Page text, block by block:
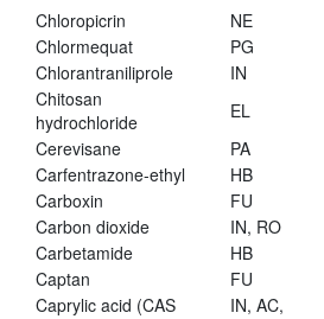
Chloropicrin
NE
Chlormequat
PG
Chlorantraniliprole
IN
Chitosan
hydrochloride
EL
Cerevisane
PA
Carfentrazone-ethyl
HB
Carboxin
FU
Carbon dioxide
IN, RO
Carbetamide
HB
Captan
FU
Caprylic acid (CAS
IN, AC,